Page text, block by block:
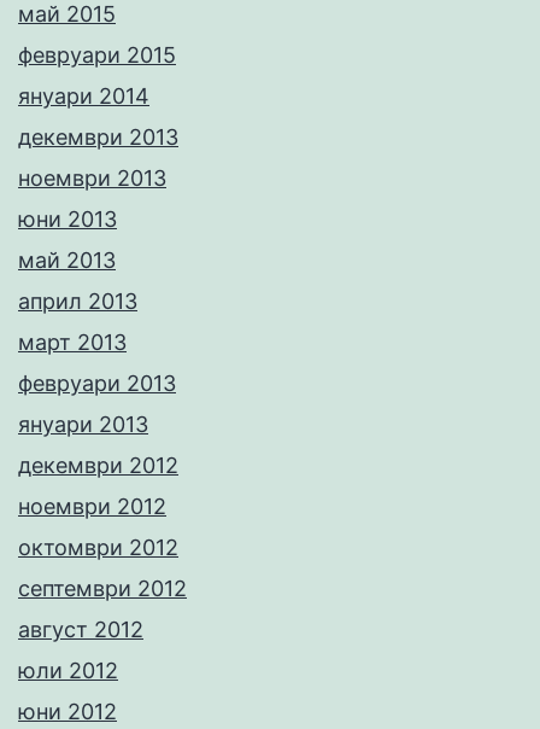
май 2015
февруари 2015
януари 2014
декември 2013
ноември 2013
юни 2013
май 2013
април 2013
март 2013
февруари 2013
януари 2013
декември 2012
ноември 2012
октомври 2012
септември 2012
август 2012
юли 2012
юни 2012